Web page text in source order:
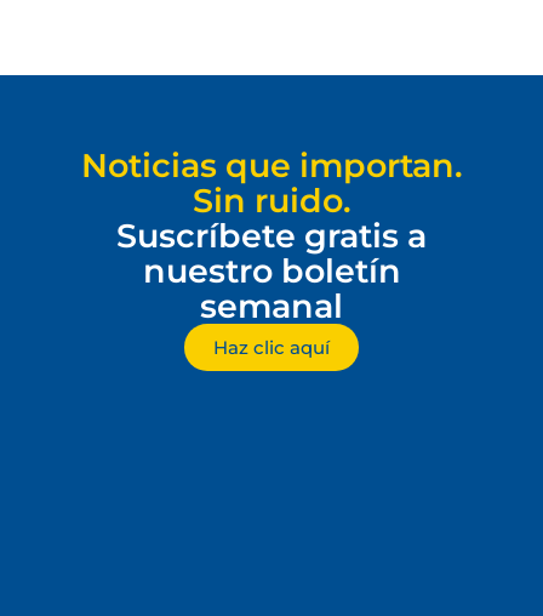
Noticias que importan.
Sin ruido.
Suscríbete gratis a
nuestro boletín
semanal
Haz clic aquí